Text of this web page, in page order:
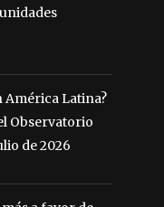
América Latina?
Observatorio
de 2026